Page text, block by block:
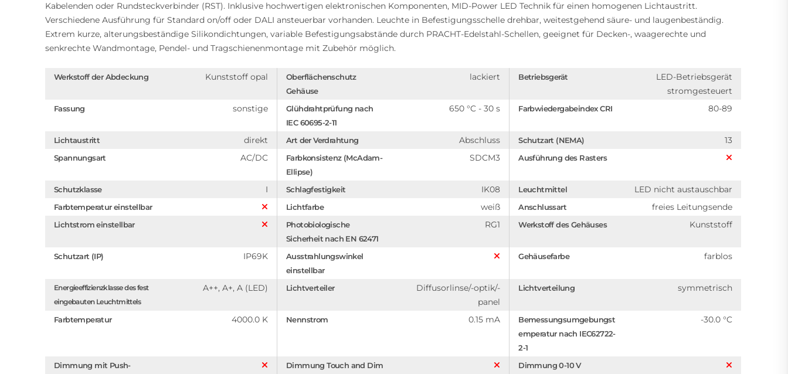
Kabelenden oder Rundsteckverbinder (RST). Inklusive hochwertigen elektronischen Komponenten, MID-Power LED Technik für einen homogenen Lichtaustritt.
Verschiedene Ausführung für Standard on/off oder DALI ansteuerbar vorhanden. Leuchte in Befestigungsschelle drehbar, weitestgehend säure- und laugenbeständig.
Extrem kurze, alterungsbeständige Silikondichtungen, variable Befestigungsabstände durch PRACHT-Edelstahl-Schellen, geeignet für Decken-, waagerechte und
senkrechte Wandmontage, Pendel- und Tragschienenmontage mit Zubehör möglich.
Werkstoff der Abdeckung Kunststoff opal
Oberflächenschutz
Gehäuse
lackiert Betriebsgerät
LED-Betriebsgerät
stromgesteuert
Fassung sonstige
Glühdrahtprüfung nach
IEC 60695-2-11
650 °C - 30 s Farbwiedergabeindex CRI 80-89
Lichtaustritt direkt Art der Verdrahtung Abschluss Schutzart (NEMA) 13
Spannungsart AC/DC
Farbkonsistenz (McAdam-
Ellipse)
SDCM3 Ausführung des Rasters
Schutzklasse I Schlagfestigkeit IK08 Leuchtmittel LED nicht austauschbar
Farbtemperatur einstellbar Lichtfarbe weiß Anschlussart freies Leitungsende
Lichtstrom einstellbar
Photobiologische
Sicherheit nach EN 62471
RG1 Werkstoff des Gehäuses Kunststoff
Schutzart (IP) IP69K
Ausstrahlungswinkel
einstellbar
Gehäusefarbe farblos
Energieeffizienzklasse des fest
eingebauten Leuchtmittels
A++, A+, A (LED) Lichtverteiler
Diffusorlinse/-optik/-
panel
Lichtverteilung symmetrisch
Farbtemperatur 4000.0 K Nennstrom 0.15 mA
Bemessungsumgebungst
emperatur nach IEC62722-
2-1
-30.0 °C
Dimmung mit Push-
Dimmung Touch and Dim Dimmung 0-10 V